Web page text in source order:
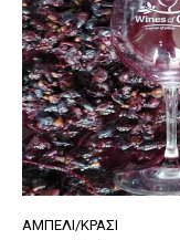
ΑΜΠΈΛΙ/ΚΡΑΣΊ